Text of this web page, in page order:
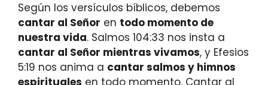
Según los versículos bíblicos, debemos
cantar al Señor en todo momento de
nuestra vida. Salmos 104:33 nos insta a
cantar al Señor mientras vivamos, y Efesios
5:19 nos anima a cantar salmos y himnos
espirituales en todo momento. Cantar al